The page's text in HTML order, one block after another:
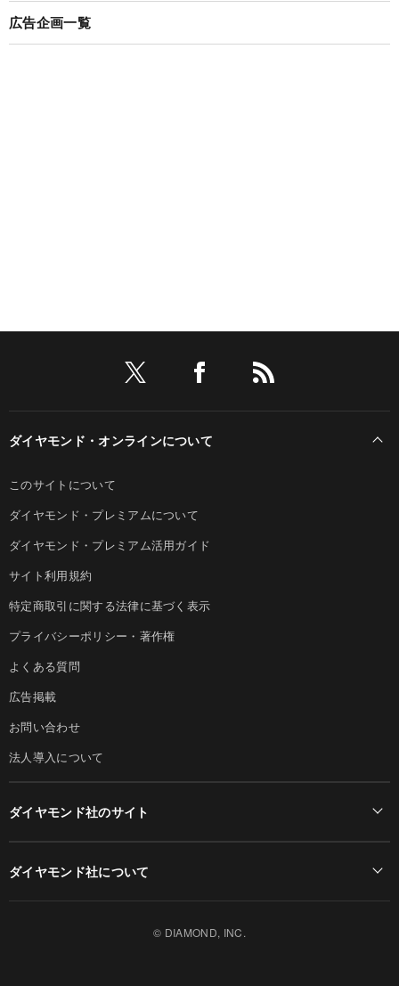
広告企画一覧
ダイヤモンド・オンラインについて
このサイトについて
ダイヤモンド・プレミアムについて
ダイヤモンド・プレミアム活用ガイド
サイト利用規約
特定商取引に関する法律に基づく表示
プライバシーポリシー・著作権
よくある質問
広告掲載
お問い合わせ
法人導入について
ダイヤモンド社のサイト
ダイヤモンド社について
© DIAMOND, INC.